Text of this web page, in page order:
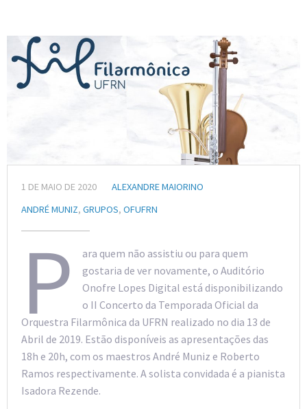
1 DE MAIO DE 2020
ALEXANDRE MAIORINO
ANDRÉ MUNIZ, GRUPOS, OFUFRN
P
ara quem não assistiu ou para quem
gostaria de ver novamente, o Auditório
Onofre Lopes Digital está disponibilizando
o II Concerto da Temporada Oficial da
Orquestra Filarmônica da UFRN realizado no dia 13 de
Abril de 2019. Estão disponíveis as apresentações das
18h e 20h, com os maestros André Muniz e Roberto
Ramos respectivamente. A solista convidada é a pianista
Isadora Rezende.